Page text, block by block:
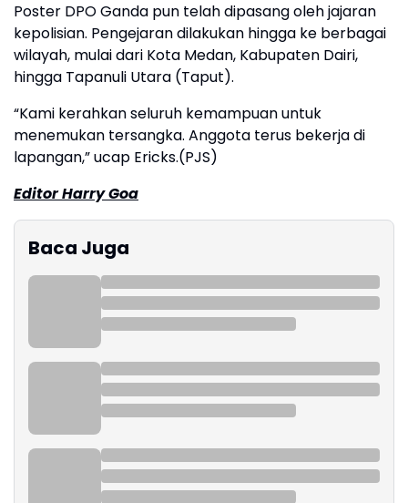
Poster DPO Ganda pun telah dipasang oleh jajaran
kepolisian. Pengejaran dilakukan hingga ke berbagai
wilayah, mulai dari Kota Medan, Kabupaten Dairi,
hingga Tapanuli Utara (Taput).
“Kami kerahkan seluruh kemampuan untuk
menemukan tersangka. Anggota terus bekerja di
lapangan,” ucap Ericks.(PJS)
Editor Harry Goa
Baca Juga